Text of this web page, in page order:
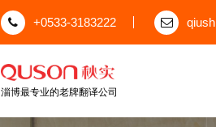
+0533-3183222
淄博最专业的老牌翻译公司